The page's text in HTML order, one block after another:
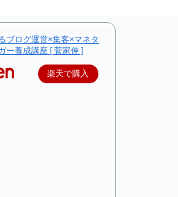
ブログ運営×集客×マネタ
ー養成講座 [ 菅家伸 ]
楽天で購入